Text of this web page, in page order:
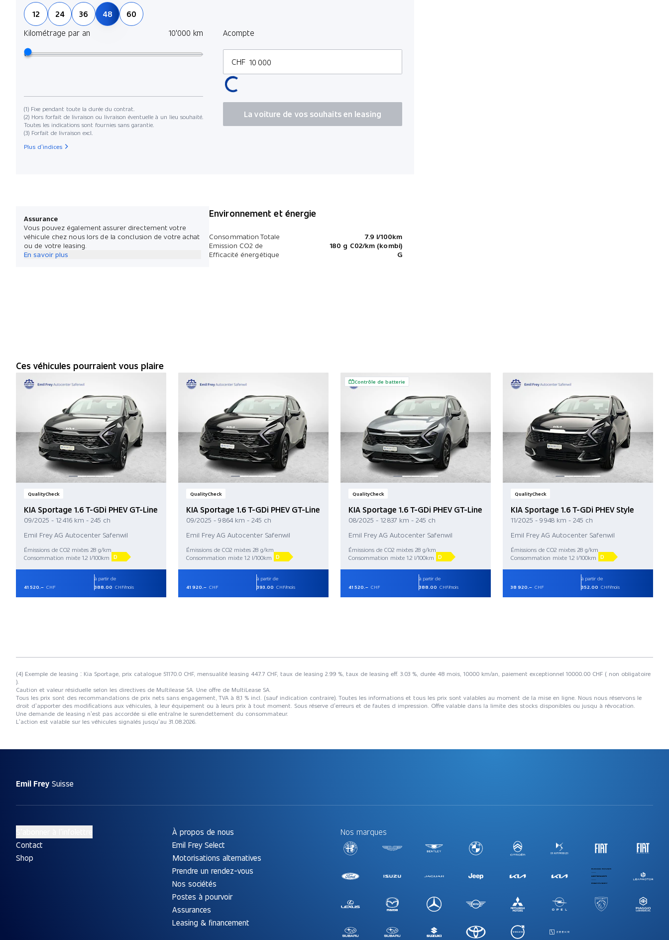
12 24 36 48
60
Kilométrage par an
10'000 km Acompte
CHF
(1) Fixe pendant toute la durée du contrat.
(2) Hors forfait de livraison ou livraison éventuelle à un lieu souhaité.
Toutes les indications sont fournies sans garantie.
(3) Forfait de livraison excl.
La voiture de vos souhaits en leasing
Plus d’indices
Assurance
Vous pouvez également assurer directement votre
véhicule chez nous lors de la conclusion de votre achat
ou de votre leasing.
En savoir plus
Environnement et énergie
Consommation Totale
7.9 l/100km
Emission CO2 de
180 g C02/km (kombi)
Efficacité énergétique
G
Ces véhicules pourraient vous plaire
QualityCheck
KIA Sportage 1.6 T-GDi PHEV GT-Line
09/2025 - 12 416 km - 245 ch
Emil Frey AG Autocenter Safenwil
Émissions de CO2 mixtes 28 g/km
Consommation mixte 1.2 l/100km D
41 520.– CHF
à partir de
388.00 CHF/mois
QualityCheck
KIA Sportage 1.6 T-GDi PHEV GT-Line
09/2025 - 9 864 km - 245 ch
Emil Frey AG Autocenter Safenwil
Émissions de CO2 mixtes 28 g/km
Consommation mixte 1.2 l/100km D
41 920.– CHF
à partir de
393.00 CHF/mois
Contrôle de batterie
QualityCheck
KIA Sportage 1.6 T-GDi PHEV GT-Line
08/2025 - 12 837 km - 245 ch
Emil Frey AG Autocenter Safenwil
Émissions de CO2 mixtes 28 g/km
Consommation mixte 1.2 l/100km D
41 520.– CHF
à partir de
388.00 CHF/mois
QualityCheck
KIA Sportage 1.6 T-GDi PHEV Style
11/2025 - 9 948 km - 245 ch
Emil Frey AG Autocenter Safenwil
Émissions de CO2 mixtes 28 g/km
Consommation mixte 1.2 l/100km D
38 920.– CHF
à partir de
352.00 CHF/mois
(4) Exemple de leasing : Kia Sportage, prix catalogue 51170.0 CHF, mensualité leasing 447.7 CHF, taux de leasing 2.99 %, taux de leasing eff. 3.03 %, durée 48 mois, 10000 km/an, paiement exceptionnel 10000.00 CHF ( non obligatoire
).
Caution et valeur résiduelle selon les directives de Multilease SA. Une offre de MultiLease SA.
Tous les prix sont des recommandations de prix nets sans engagement, TVA à 8,1 % incl. (sauf indication contraire). Toutes les informations et tous les prix sont valables au moment de la mise en ligne. Nous nous réservons le
droit d’apporter des modifications aux véhicules, à leur équipement ou à leurs prix à tout moment. Sous réserve d’erreurs et de fautes d impression. Offre valable dans la limite des stocks disponibles ou jusqu à révocation.
Une demande de leasing n’est pas accordée si elle entraîne le surendettement du consommateur.
L’action est valable sur les véhicules signalés jusqu’au 31.08.2026.
Emil Frey Suisse
Contact
Shop
À propos de nous
Emil Frey Select
Motorisations alternatives
Prendre un rendez-vous
Nos sociétés
Postes à pourvoir
Assurances
Leasing & financement
Nos marques